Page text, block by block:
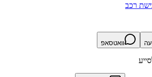
רכב
וואטסאפ